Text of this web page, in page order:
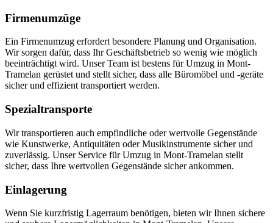
Firmenumzüge
Ein Firmenumzug erfordert besondere Planung und Organisation.
Wir sorgen dafür, dass Ihr Geschäftsbetrieb so wenig wie möglich
beeinträchtigt wird. Unser Team ist bestens für Umzug in Mont-
Tramelan gerüstet und stellt sicher, dass alle Büromöbel und -geräte
sicher und effizient transportiert werden.
Spezialtransporte
Wir transportieren auch empfindliche oder wertvolle Gegenstände
wie Kunstwerke, Antiquitäten oder Musikinstrumente sicher und
zuverlässig. Unser Service für Umzug in Mont-Tramelan stellt
sicher, dass Ihre wertvollen Gegenstände sicher ankommen.
Einlagerung
Wenn Sie kurzfristig Lagerraum benötigen, bieten wir Ihnen sichere